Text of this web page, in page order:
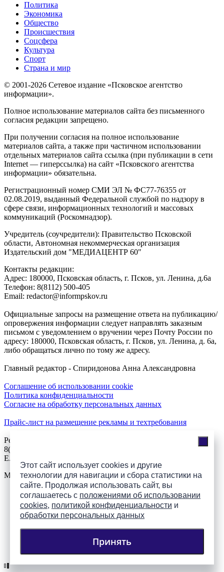
Этот сайт использует cookies и другие
технологии для навигации и сбора статистики на
сайте. Продолжая использовать сайт, вы
соглашаетесь с положениями об использовании
cookies, политикой конфиденциальности и
обработки персональных данных
Принять
Политика
Экономика
Общество
Происшествия
Соцсфера
Культура
Спорт
Страна и мир
© 2001-2026 Сетевое издание «Псковское агентство
информации».
Полное использование материалов сайта без письменного
согласия редакции запрещено.
При получении согласия на полное использование
материалов сайта, а также при частичном использовании
отдельных материалов сайта ссылка (при публикации в сети
Internet — гиперссылка) на сайт «Псковского агентства
информации» обязательна.
Регистрационный номер СМИ ЭЛ № ФС77-76355 от
02.08.2019, выданный Федеральной службой по надзору в
сфере связи, информационных технологий и массовых
коммуникаций (Роскомнадзор).
Учредитель (соучредители): Правительство Псковской
области, Автономная некоммерческая организация
Издательский дом "МЕДИАЦЕНТР 60"
Контакты редакции:
Адреc: 180000, Псковская область, г. Псков, ул. Ленина, д.6а
Телефон: 8(8112) 500-405
Email: redactor@informpskov.ru
Официальные запросы на размещение ответа на публикацию/
опровержения информации следует направлять заказным
письмом с уведомлением о вручении через Почту России по
адресу: 180000, Псковская область, г. Псков, ул. Ленина, д. 6а,
либо обращаться лично по тому же адресу.
Главный редактор - Спиридонова Анна Александровна
Соглашение об использовании cookie
Политика конфиденциальности
Согласие на обработку персональных данных
Прайс-лист на размещение рекламы и техтребования
Реклама на сайте
8(921)508-52-62, телефон 8(8112) 500-131
E.Sezeikina@mhpsk.ru
Меню
Слушать радио «7 небо» онлайн
Подпишись на группы
ПАИ в соцсетях!